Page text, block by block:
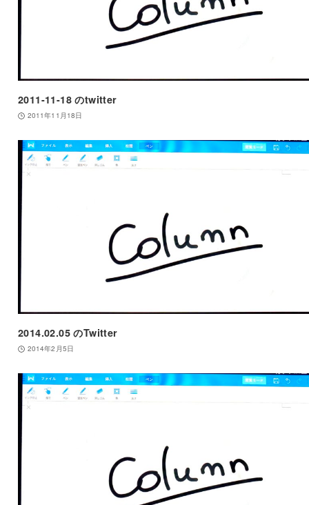
2011-11-18 のtwitter
2011年11月18日
2014.02.05 のTwitter
2014年2月5日